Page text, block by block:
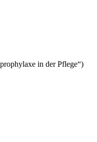
in der Pflege“)